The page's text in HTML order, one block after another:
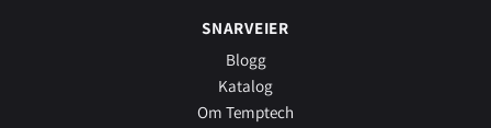
SNARVEIER
Blogg
Katalog
Om Temptech